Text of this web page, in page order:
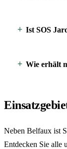
Ist SOS
Wie erhält
Neben Belfaux ist
Entdecken Sie alle